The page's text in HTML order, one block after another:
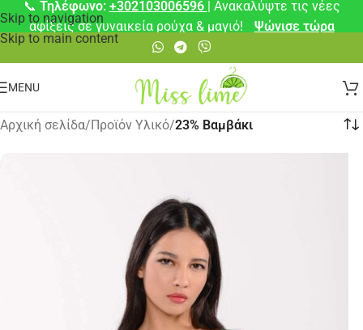
Skip to navigation
Skip to main content
📞 Τηλέφωνο: +302103006596 | Ανακαλύψτε τις νέες
αφίξεις σε γυναικεία ρούχα & μαγιό!
Ψώνισε τώρα
MENU
Αρχική σελίδα/Προϊόν Υλικό/23% Βαμβάκι